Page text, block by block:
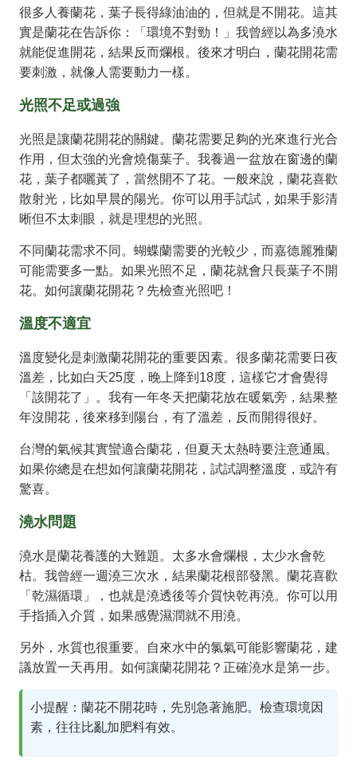
很多人養蘭花，葉子長得綠油油的，但就是不開花。這其
實是蘭花在告訴你：「環境不對勁！」我曾經以為多澆水
就能促進開花，結果反而爛根。後來才明白，蘭花開花需
要刺激，就像人需要動力一樣。
光照不足或過強
光照是讓蘭花開花的關鍵。蘭花需要足夠的光來進行光合
作用，但太強的光會燒傷葉子。我養過一盆放在窗邊的蘭
花，葉子都曬黃了，當然開不了花。一般來說，蘭花喜歡
散射光，比如早晨的陽光。你可以用手試試，如果手影清
晰但不太刺眼，就是理想的光照。
不同蘭花需求不同。蝴蝶蘭需要的光較少，而嘉德麗雅蘭
可能需要多一點。如果光照不足，蘭花就會只長葉子不開
花。如何讓蘭花開花？先檢查光照吧！
溫度不適宜
溫度變化是刺激蘭花開花的重要因素。很多蘭花需要日夜
溫差，比如白天25度，晚上降到18度，這樣它才會覺得
「該開花了」。我有一年冬天把蘭花放在暖氣旁，結果整
年沒開花，後來移到陽台，有了溫差，反而開得很好。
台灣的氣候其實蠻適合蘭花，但夏天太熱時要注意通風。
如果你總是在想如何讓蘭花開花，試試調整溫度，或許有
驚喜。
澆水問題
澆水是蘭花養護的大難題。太多水會爛根，太少水會乾
枯。我曾經一週澆三次水，結果蘭花根部發黑。蘭花喜歡
「乾濕循環」，也就是澆透後等介質快乾再澆。你可以用
手指插入介質，如果感覺濕潤就不用澆。
另外，水質也很重要。自來水中的氯氣可能影響蘭花，建
議放置一天再用。如何讓蘭花開花？正確澆水是第一步。
小提醒：蘭花不開花時，先別急著施肥。檢查環境因
素，往往比亂加肥料有效。